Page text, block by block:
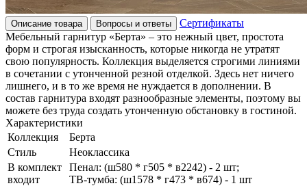
Описание товара Вопросы и ответы
Сертификаты
Мебельный гарнитур «Берта» – это нежный цвет, простота
форм и строгая изысканность, которые никогда не утратят
свою популярность. Коллекция выделяется строгими линиями
в сочетании с утонченной резной отделкой. Здесь нет ничего
лишнего, и в то же время не нуждается в дополнении. В
состав гарнитура входят разнообразные элементы, поэтому вы
можете без труда создать утонченную обстановку в гостиной.
Характеристики
Коллекция
Берта
Стиль
Неоклассика
В комплект
входит
Пенал: (ш580 * г505 * в2242) - 2 шт;
ТВ-тумба: (ш1578 * г473 * в674) - 1 шт